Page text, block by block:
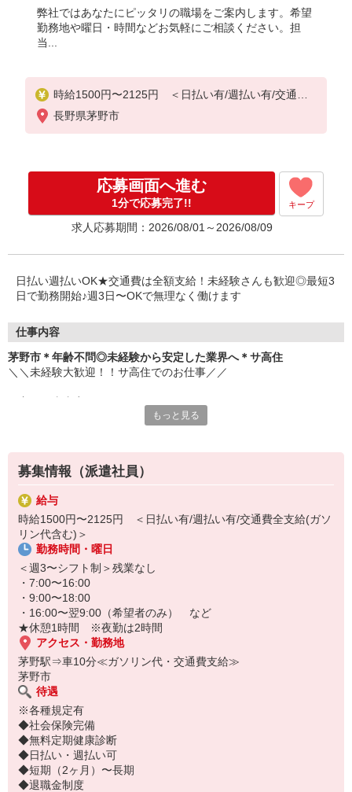
弊社ではあなたにピッタリの職場をご案内します。希望
勤務地や曜日・時間などお気軽にご相談ください。担
当...
時給1500円〜2125円 ＜日払い有/週払い有/交通費
全支給(ガソリン代含む)＞
長野県茅野市
応募画面へ進む
1分で応募完了!! キープ
求人応募期間：2026/08/01～2026/08/09
日払い週払いOK★交通費は全額支給！未経験さんも歓迎◎最短3
日で勤務開始♪週3日〜OKで無理なく働けます
仕事内容
茅野市＊年齢不問◎未経験から安定した業界へ＊サ高住
＼＼未経験大歓迎！！サ高住でのお仕事／／
・生活相談やお話の相手 など
元コンビニ店員・アパレル販売・ホテルのフロントスタッフなど、
安定の医療福祉業界で働きたくて転職し、接客経験を活かして活躍
中のスタッフ多数。
お元気な入居者様が多く、スケジュールにもゆとりがあるため、バ
タバタせずに自分のペースで落ち着いて働けます♪
「安定した業界で長く働きたい」
「人と関わる仕事をしたい」
そんな方におすすめです！
ぜひ、お気軽にご応募ください♪
もっと見る
募集情報（派遣社員）
給与
時給1500円〜2125円 ＜日払い有/週払い有/交通費全支給(ガソ
リン代含む)＞
勤務時間・曜日
＜週3〜シフト制＞残業なし
・7:00〜16:00
・9:00〜18:00
・16:00〜翌9:00（希望者のみ） など
★休憩1時間 ※夜勤は2時間
アクセス・勤務地
茅野駅⇒車10分≪ガソリン代・交通費支給≫
茅野市
待遇
※各種規定有
◆社会保険完備
◆無料定期健康診断
◆日払い・週払い可
◆短期（2ヶ月）〜長期
◆退職金制度